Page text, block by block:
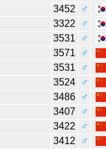
3452
♂
3322
♂
3531
♂
3571
♂
3531
♂
3524
♂
3486
♂
3407
♂
3422
♂
3412
♂